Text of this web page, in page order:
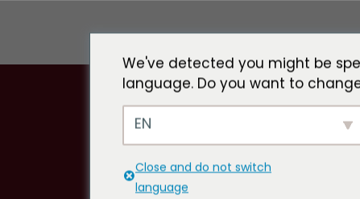
Notre rapport
We've detected you might be
language. Do you want to
EN
Close and do not switch
language